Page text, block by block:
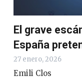
El grave
España
27 enero, 2026
Emili Clos